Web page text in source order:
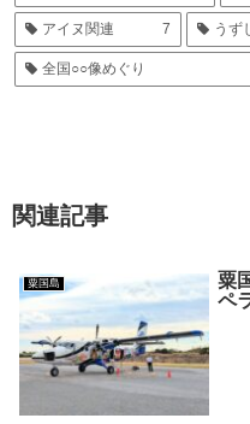
アイヌ関連 7 うず
全国○○像めぐり
関連記事
粟国島
粟
ペ